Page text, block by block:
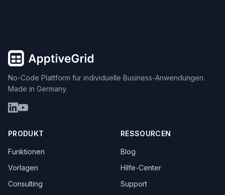
No-Code Plattform für individuelle Business-Anwendungen.
Made in Germany.
PRODUKT
Funktionen
Vorlagen
Consulting
RESSOURCEN
Blog
Hilfe-Center
Support